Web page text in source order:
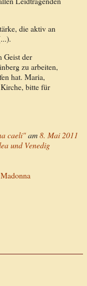
die aktiv an
Geist der
zu arbeiten,
hat. Maria,
bitte für
caeli"am8. Mai 2011
und Venedig